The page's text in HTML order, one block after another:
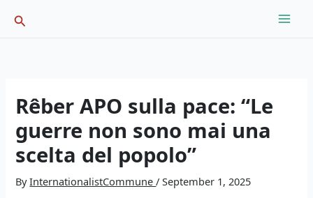
Search
Rêber APO sulla pace: “Le
guerre non sono mai una
scelta del popolo”
ByInternationalistCommune/September 1, 2025